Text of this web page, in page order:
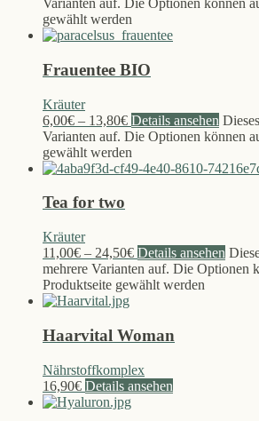
Varianten auf. Die Optionen können
gewählt werden
Frauentee BIO
Kräuter
6,00€ – 13,80€ Details ansehen
Varianten auf. Die Optionen können
gewählt werden
Tea for two
Kräuter
11,00€ – 24,50€ Details ansehen
mehrere Varianten auf. Die Optionen
Produktseite gewählt werden
Haarvital Woman
Nährstoffkomplex
16,90€ Details ansehen